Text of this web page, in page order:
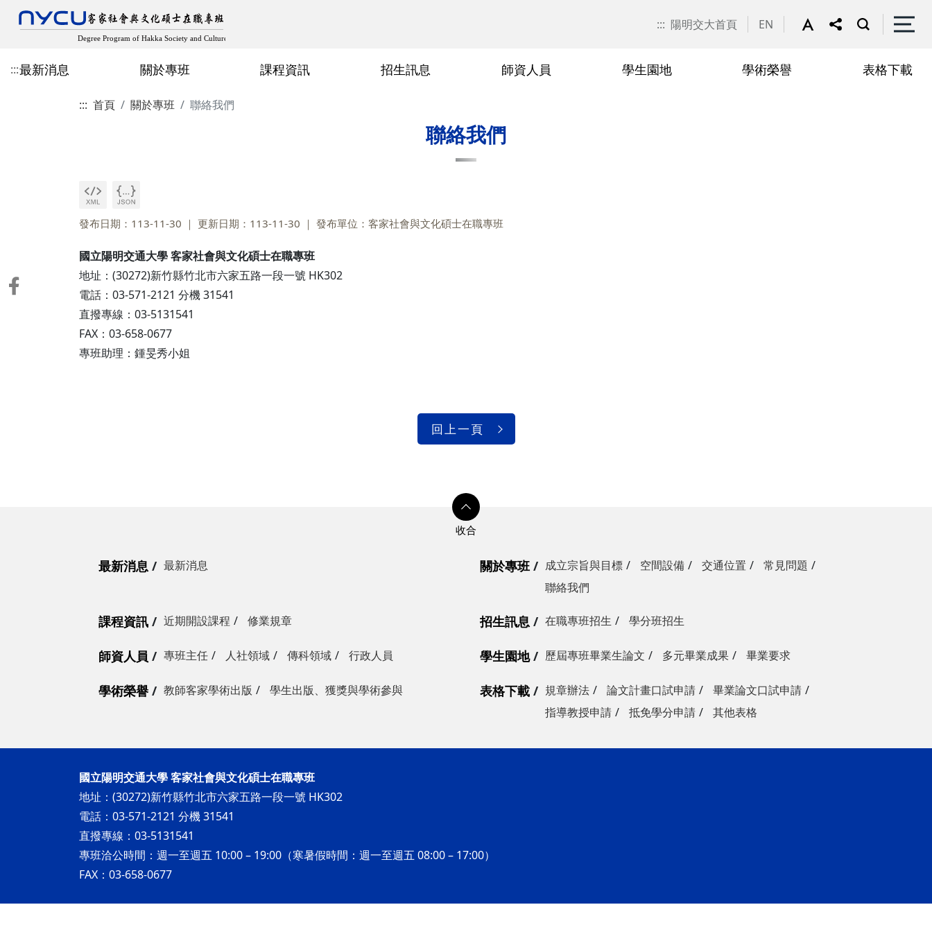
::: 陽明交大首頁 EN
:::最新消息 關於專班 課程資訊 招生訊息 師資人員 學生園地
歷屆專班畢業生論文
學術榮譽
教師客家學術出版
表格下載
::: 首頁 關於專班 聯絡我們
聯絡我們
發布日期：113-11-30 更新日期：113-11-30 發布單位：客家社會與文化碩士在職專班
國立陽明交通大學 客家社會與文化碩士在職專班
地址：(30272)新竹縣竹北市六家五路一段一號 HK302
電話：03-571-2121 分機 31541
直撥專線：03-5131541
FAX：03-658-0677
專班助理：鍾旻秀小姐
回上一頁
最新消息 最新消息 關於專班 成立宗旨與目標 空間設備 交通位置
常見問題
聯絡我們
課程資訊 近期開設課程 修業規章 招生訊息 在職專班招生 學分班招生
師資人員 專班主任 人社領域 傳科領域 行政人員 學生園地 歷屆專班畢業生論文 多元畢業成果 畢業要求
學術榮譽 教師客家學術出版 學生出版、獲獎與學術參與 表格下載 規章辦法 論文計畫口試申請
畢業論文口試申請
指導教授申請
抵免學分申請 其他表格
國立陽明交通大學 客家社會與文化碩士在職專班
地址：(30272)新竹縣竹北市六家五路一段一號 HK302
電話：03-571-2121 分機 31541
直撥專線：03-5131541
專班洽公時間：週一至週五 10:00 – 19:00（寒暑假時間：週一至週五 08:00 – 17:00）
FAX：03-658-0677